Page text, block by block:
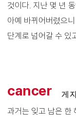
것이다. 지난 몇 년
아예 바뀌어버렸으
단계로 넘어갈 수 있
cancer
게
과거는 잊고 남은 한